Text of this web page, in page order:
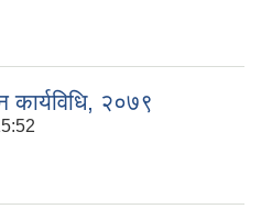
कार्यविधि, २०७९